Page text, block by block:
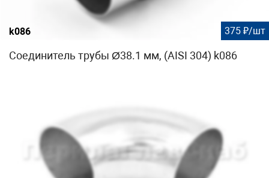
k086 375 ₽/шт
Соединитель трубы Ø38.1 мм, (AISI 304) k086